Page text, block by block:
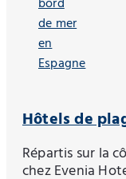
Hôtels de
Répartis sur la
chez Evenia